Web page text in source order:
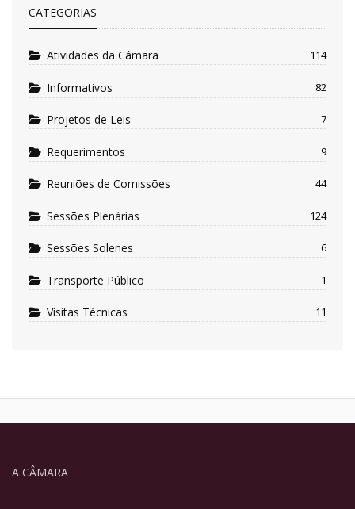
CATEGORIAS
Atividades da Câmara 114
Informativos 82
Projetos de Leis 7
Requerimentos 9
Reuniões de Comissões 44
Sessões Plenárias 124
Sessões Solenes 6
Transporte Público 1
Visitas Técnicas 11
A CÂMARA